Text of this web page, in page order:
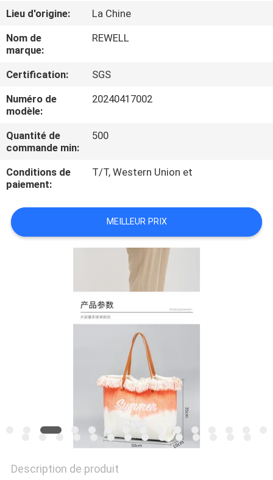
Lieu d'origine:
La Chine
Nom de
marque:
REWELL
Certification:
SGS
Numéro de
modèle:
20240417002
Quantité de
commande min:
500
Conditions de
paiement:
T/T, Western Union et
MEILLEUR PRIX
Description de produit